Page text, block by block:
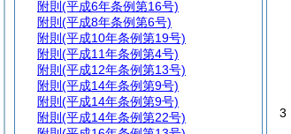
3
附則 (平成6年条例第16号)
附則 (平成8年条例第6号)
附則 (平成10年条例第19号)
附則 (平成11年条例第4号)
附則 (平成12年条例第13号)
附則 (平成14年条例第9号)
附則 (平成14年条例第9号)
附則 (平成14年条例第22号)